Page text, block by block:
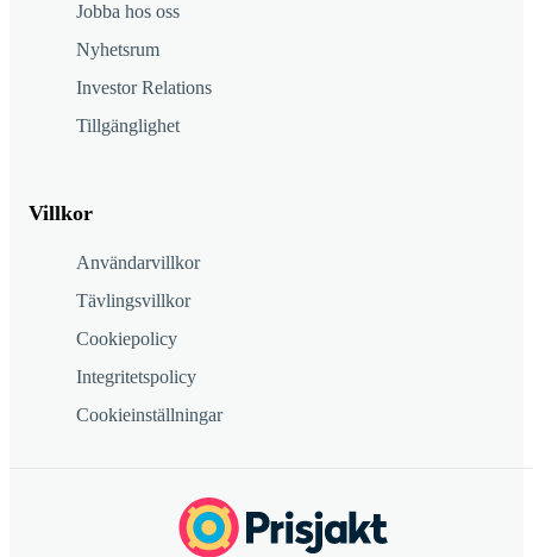
Jobba hos oss
Nyhetsrum
Investor Relations
Tillgänglighet
Villkor
Användarvillkor
Tävlingsvillkor
Cookiepolicy
Integritetspolicy
Cookieinställningar